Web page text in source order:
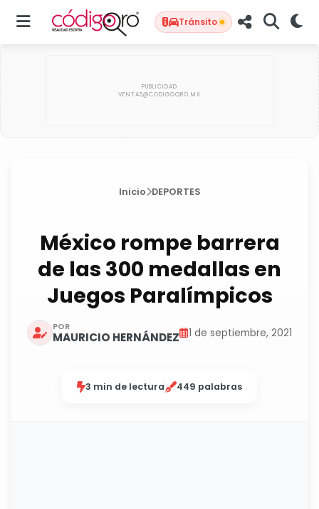
Tránsito
Inicio DEPORTES
México rompe barrera
de las 300 medallas en
Juegos Paralímpicos
POR
MAURICIO HERNÁNDEZ 1 de septiembre, 2021
3 min de lectura 449 palabras